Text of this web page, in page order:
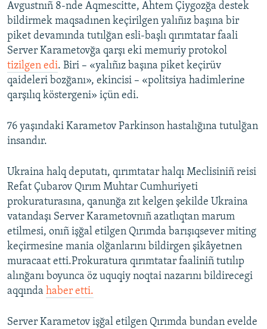
Avgustnıñ 8-nde Aqmescitte, Ahtem Çiygozğa destek
bildirmek maqsadınen keçirilgen yalıñız başına bir
piket devamında tutılğan esli-başlı qırımtatar faali
Server Karametovğa qarşı eki memuriy protokol
tizilgen edi. Biri – «yalıñız başına piket keçirüv
qaideleri bozğanı», ekincisi – «politsiya hadimlerine
qarşılıq köstergeni» içün edi.
76 yaşındaki Karametov Parkinson hastalığına tutulğan
insandır.
Ukraina halq deputatı, qırımtatar halqı Meclisiniñ reisi
Refat Çubarov Qırım Muhtar Cumhuriyeti
prokuraturasına, qanunğa zıt kelgen şekilde Ukraina
vatandaşı Server Karametovnıñ azatlıqtan marum
etilmesi, onıñ işğal etilgen Qırımda barışıqsever miting
keçirmesine mania olğanlarını bildirgen şikâyetnen
muracaat etti.Prokuratura qırımtatar faaliniñ tutılıp
alınğanı boyunca öz uquqiy noqtai nazarını bildirecegi
aqqında haber etti.
Server Karametov işğal etilgen Qırımda bundan evelde